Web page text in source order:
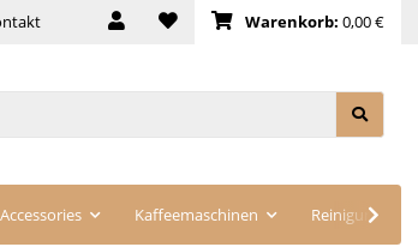
Warenkorb: 0,00 €
Accessories Kaffeemaschinen Reinigung